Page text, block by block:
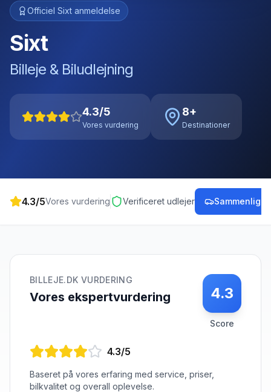
Officiel Sixt anmeldelse
Sixt
Billeje & Biludlejning
4.3/5
Vores vurdering
8+
Destinationer
4.3/5Vores vurdering Verificeret udlejer Sammenlign
BILLEJE.DK VURDERING
Vores ekspertvurdering 4.3
Score
4.3/5
Baseret på vores erfaring med service, priser,
bilkvalitet og overall oplevelse.